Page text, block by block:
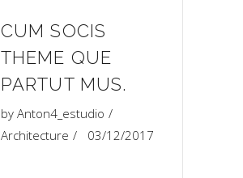
CUM SOCIS
THEME QUE
PARTUT MUS.
by Anton4_estudio
Architecture
03/12/2017